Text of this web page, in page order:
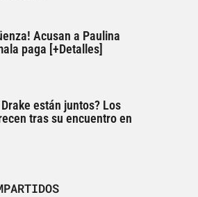
Acusan a Paulina
paga [+Detalles]
están juntos? Los
tras su encuentro en